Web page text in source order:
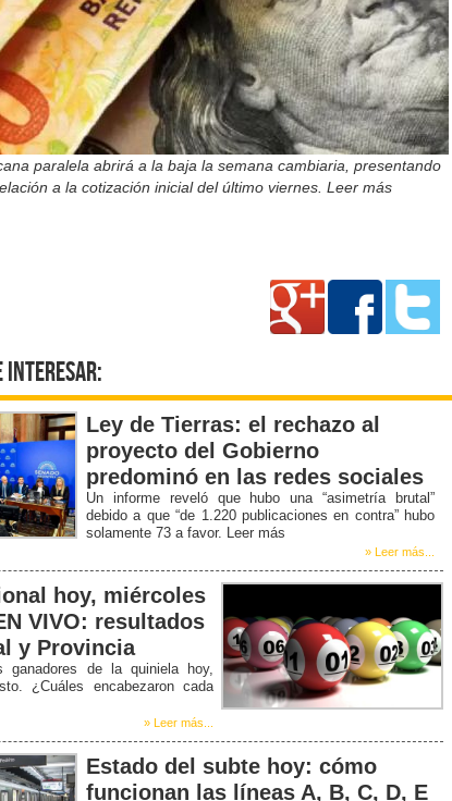
paralela abrirá a la baja la semana cambiaria, presentando
a la cotización inicial del último viernes. Leer más
interesar:
Ley de Tierras: el rechazo al
proyecto del Gobierno
predominó en las redes sociales
Un informe reveló que hubo una “asimetría brutal”
debido a que “de 1.220 publicaciones en contra” hubo
solamente 73 a favor. Leer más
» Leer más...
hoy, miércoles
VIVO: resultados
y Provincia
ganadores de la quiniela hoy,
¿Cuáles encabezaron cada
» Leer más...
Estado del subte hoy: cómo
funcionan las líneas A, B, C, D, E